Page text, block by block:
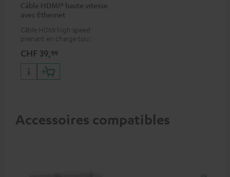
Câble HDMI® haute vitesse
avec Ethernet
Câble HDMI high speed
prenant en charge tous les
50/60p et 4K 3D
CHF 39,99
Accessoires compatibles